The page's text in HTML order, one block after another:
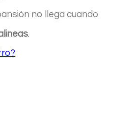
no llega cuando
.